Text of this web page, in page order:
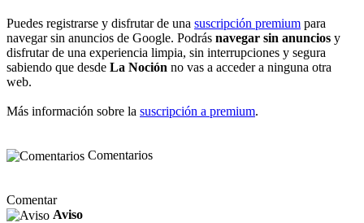
Puedes registrarse y disfrutar de una suscripción premium para
navegar sin anuncios de Google. Podrás navegar sin anuncios y
disfrutar de una experiencia limpia, sin interrupciones y segura
sabiendo que desde La Noción no vas a acceder a ninguna otra
web.
Más información sobre la suscripción a premium.
Comentarios
Comentar
Aviso